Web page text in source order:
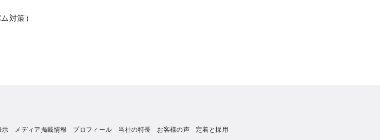
対策）
示 メディア掲載情報 プロフィール 当社の特長 お客様の声 定着と採用